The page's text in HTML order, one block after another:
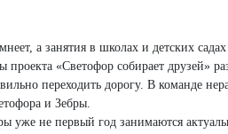
а занятия в школах и детских
проекта «Светофор собирает друзей»
переходить дорогу. В команде
и Зебры.
уже не первый год занимаются